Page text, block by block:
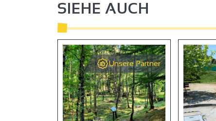
2
SIEHE AUCH
Unsere Partner